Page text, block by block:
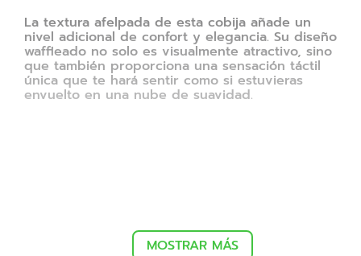
La textura afelpada de esta cobija añade un
nivel adicional de confort y elegancia. Su diseño
waffleado no solo es visualmente atractivo, sino
que también proporciona una sensación táctil
única que te hará sentir como si estuvieras
envuelto en una nube de suavidad.
MOSTRAR MÁS